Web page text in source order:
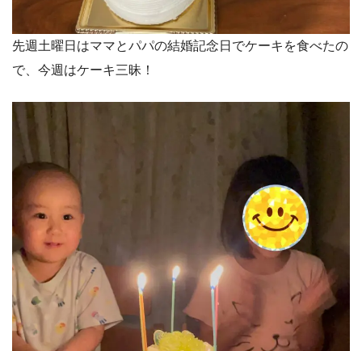
先週土曜日はママとパパの結婚記念日でケーキを食べたの
で、今週はケーキ三昧！